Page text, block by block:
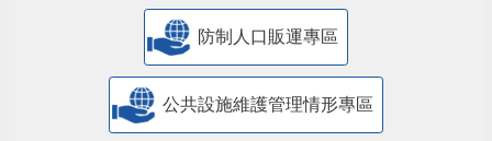
防制人口販運專區
​公共設施維護管理情形專區